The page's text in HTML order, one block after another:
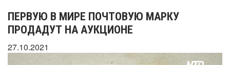
ПЕРВУЮ В МИРЕ ПОЧТОВУЮ МАРКУ
ПРОДАДУТ НА АУКЦИОНЕ
27.10.2021